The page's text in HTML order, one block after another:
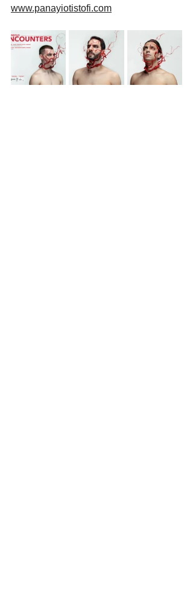
www.panayiotistofi.com